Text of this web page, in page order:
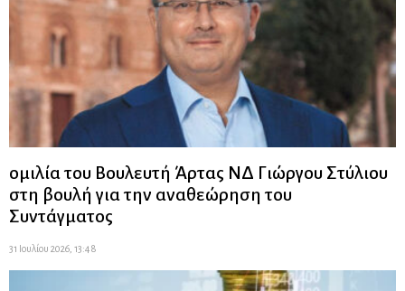
ομιλία του Βουλευτή Άρτας ΝΔ Γιώργου Στύλιου
στη βουλή για την αναθεώρηση του
Συντάγματος
31 Ιουλίου 2026, 13:48